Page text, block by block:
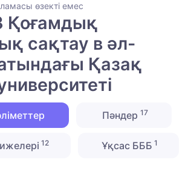
өзекті емес
Қоғамдық
сақтау в әл-
Қазақ
Пәндер 17
12 Ұқсас БББ 1